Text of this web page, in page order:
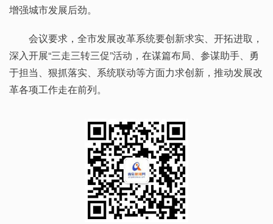
增强城市发展后劲。
会议要求，全市发展改革系统要创新求实、开拓进取，
深入开展“三走三转三促”活动，在谋篇布局、参谋助手、勇
于担当、狠抓落实、系统联动等方面力求创新，推动发展改
革各项工作走在前列。